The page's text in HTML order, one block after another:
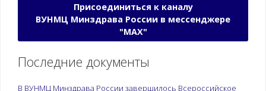
Присоединиться к каналу
ВУНМЦ Минздрава России в мессенджере
"МАХ"
Последние документы
В ВУНМЦ Минздрава России завершилось Всероссийское